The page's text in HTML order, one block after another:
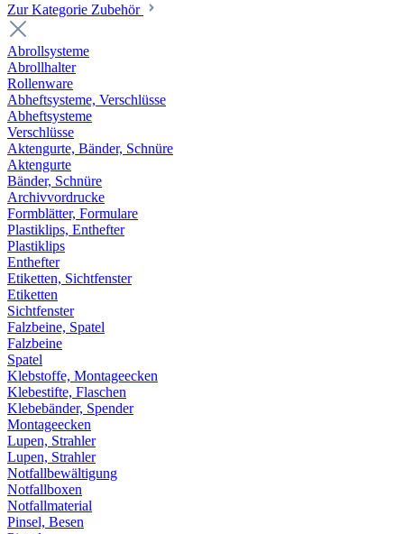
Zur Kategorie Zubehör
Abrollsysteme
Abrollhalter
Rollenware
Abheftsysteme, Verschlüsse
Abheftsysteme
Verschlüsse
Aktengurte, Bänder, Schnüre
Aktengurte
Bänder, Schnüre
Archivvordrucke
Formblätter, Formulare
Plastiklips, Enthefter
Plastiklips
Enthefter
Etiketten, Sichtfenster
Etiketten
Sichtfenster
Falzbeine, Spatel
Falzbeine
Spatel
Klebstoffe, Montageecken
Klebestifte, Flaschen
Klebebänder, Spender
Montageecken
Lupen, Strahler
Lupen, Strahler
Notfallbewältigung
Notfallboxen
Notfallmaterial
Pinsel, Besen